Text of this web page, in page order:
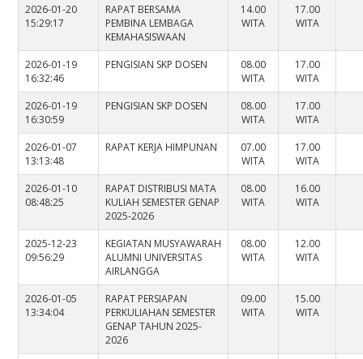
2026-01-20
15:29:17
RAPAT BERSAMA
PEMBINA LEMBAGA
KEMAHASISWAAN
14.00
WITA
17.00
WITA
2026-01-19
16:32:46
PENGISIAN SKP DOSEN
08.00
WITA
17.00
WITA
2026-01-19
16:30:59
PENGISIAN SKP DOSEN
08.00
WITA
17.00
WITA
2026-01-07
13:13:48
RAPAT KERJA HIMPUNAN
07.00
WITA
17.00
WITA
2026-01-10
08:48:25
RAPAT DISTRIBUSI MATA
KULIAH SEMESTER GENAP
2025-2026
08.00
WITA
16.00
WITA
2025-12-23
09:56:29
KEGIATAN MUSYAWARAH
ALUMNI UNIVERSITAS
AIRLANGGA
08.00
WITA
12.00
WITA
2026-01-05
13:34:04
RAPAT PERSIAPAN
PERKULIAHAN SEMESTER
GENAP TAHUN 2025-
2026
09.00
WITA
15.00
WITA